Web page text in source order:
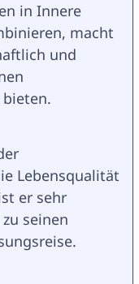
in Innere
macht
und
Lebensqualität
er sehr
seinen